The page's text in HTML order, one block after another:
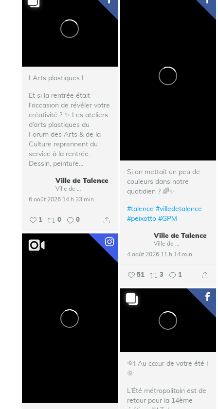
I Arts plastiques I
Et si la rentrée était
l'occasion de révéler votre
créativité ? ✨ Les ateliers
d’arts plastiques du
Forum des Arts & de la
Culture reprennent du
service à la rentrée.
Dessin, peinture...
Ville de Talence
6 août 2026 14 h 33 min
1 0 0
Si on mettait un peu de
couleurs dans notre
quotidien ? 🌈✨
#talence #villedetalence
#peixotto #GPM
Ville de Talence
4 août 2026 11 h 14 min
51 3 1
🌞I Au cœur de votre été I
🌞
L’Été métropolitain est de
retour pour la 14ème